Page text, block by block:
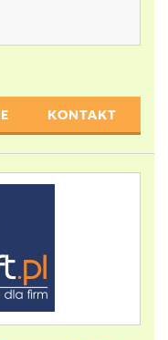
KONTAKT